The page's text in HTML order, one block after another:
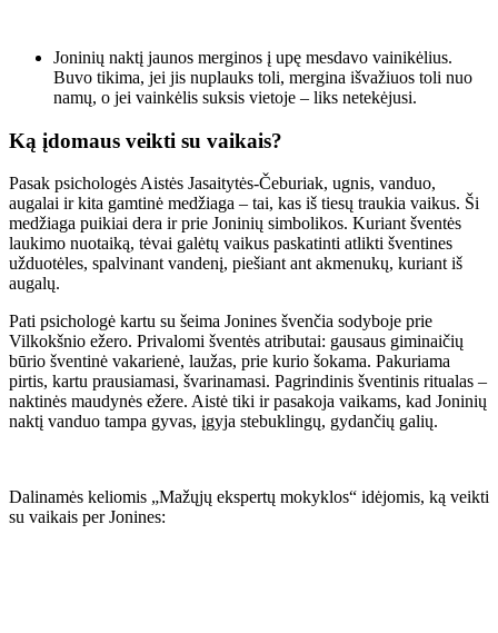
Joninių naktį jaunos merginos į upę mesdavo vainikėlius.
Buvo tikima, jei jis nuplauks toli, mergina išvažiuos toli nuo
namų, o jei vainkėlis suksis vietoje – liks netekėjusi.
Ką įdomaus veikti su vaikais?
Pasak psichologės Aistės Jasaitytės-Čeburiak, ugnis, vanduo,
augalai ir kita gamtinė medžiaga – tai, kas iš tiesų traukia vaikus. Ši
medžiaga puikiai dera ir prie Joninių simbolikos. Kuriant šventės
laukimo nuotaiką, tėvai galėtų vaikus paskatinti atlikti šventines
užduotėles, spalvinant vandenį, piešiant ant akmenukų, kuriant iš
augalų.
Pati psichologė kartu su šeima Jonines švenčia sodyboje prie
Vilkokšnio ežero. Privalomi šventės atributai: gausaus giminaičių
būrio šventinė vakarienė, laužas, prie kurio šokama. Pakuriama
pirtis, kartu prausiamasi, švarinamasi. Pagrindinis šventinis ritualas –
naktinės maudynės ežere. Aistė tiki ir pasakoja vaikams, kad Joninių
naktį vanduo tampa gyvas, įgyja stebuklingų, gydančių galių.
Dalinamės keliomis „Mažųjų ekspertų mokyklos“ idėjomis, ką veikti
su vaikais per Jonines: